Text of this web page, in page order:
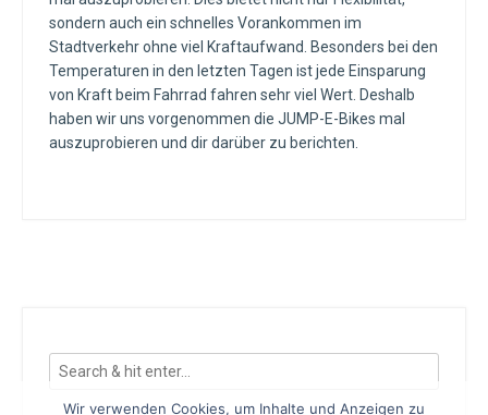
sondern auch ein schnelles Vorankommen im
Stadtverkehr ohne viel Kraftaufwand. Besonders bei den
Temperaturen in den letzten Tagen ist jede Einsparung
von Kraft beim Fahrrad fahren sehr viel Wert. Deshalb
haben wir uns vorgenommen die JUMP-E-Bikes mal
auszuprobieren und dir darüber zu berichten.
Wir verwenden Cookies, um Inhalte und Anzeigen zu